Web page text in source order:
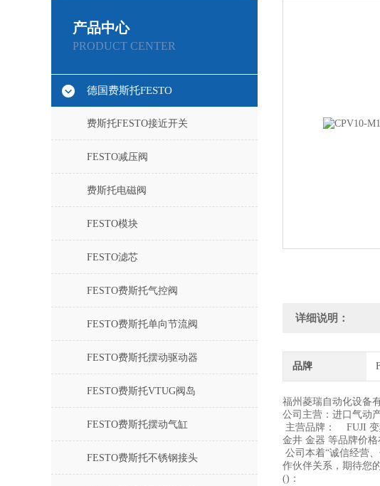
产品中心
PRODUCT CENTER
德国费斯托FESTO
费斯托FESTO接近开关
FESTO减压阀
费斯托电磁阀
FESTO模块
FESTO滤芯
FESTO费斯托气控阀
FESTO费斯托单向节流阀
FESTO费斯托摆动驱动器
FESTO费斯托VTUG阀岛
FESTO费斯托摆动气缸
FESTO费斯托不锈钢接头
详细说明：
品牌
福州菱瑞自动化设备
公司主营：进口气动
主营品牌： FUJI
金井 金器 等品牌价
公司本着“诚信经营
作伙伴关系，期待您
()：